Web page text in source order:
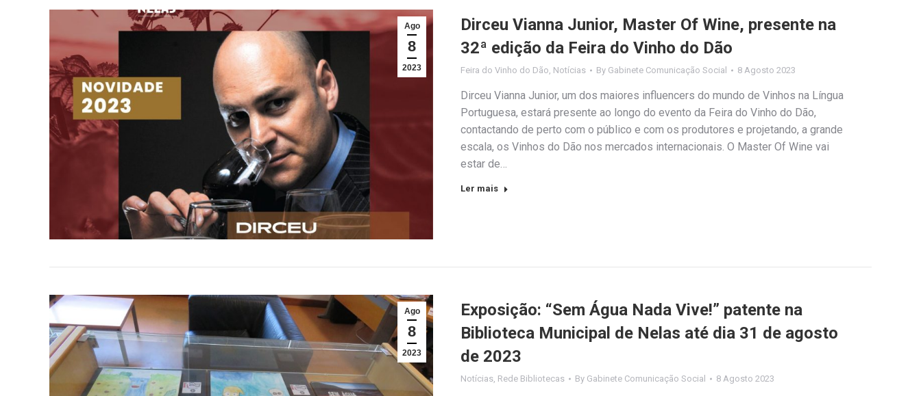
Ago
8
2023
Dirceu Vianna Junior, Master Of Wine, presente na
32ª edição da Feira do Vinho do Dão
Feira do Vinho do Dão, Notícias By Gabinete Comunicação Social 8 Agosto 2023
Dirceu Vianna Junior, um dos maiores influencers do mundo de Vinhos na Língua
Portuguesa, estará presente ao longo do evento da Feira do Vinho do Dão,
contactando de perto com o público e com os produtores e projetando, a grande
escala, os Vinhos do Dão nos mercados internacionais. O Master Of Wine vai
estar de…
Ler mais
Ago
8
2023
Exposição: “Sem Água Nada Vive!” patente na
Biblioteca Municipal de Nelas até dia 31 de agosto
de 2023
Notícias Rede Bibliotecas By Gabinete Comunicação Social 8 Agosto 2023